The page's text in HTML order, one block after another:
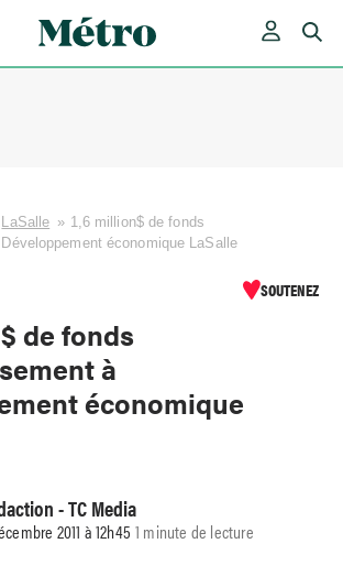
LaSalle » 1,6 million$ de fonds
économique LaSalle
SOUTENEZ
de fonds
à
économique
- TC Media
2011 à 12h45 1 minute de lecture